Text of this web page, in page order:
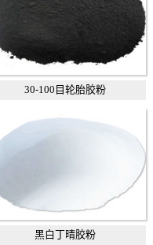
30-100目轮胎胶粉
黑白丁晴胶粉